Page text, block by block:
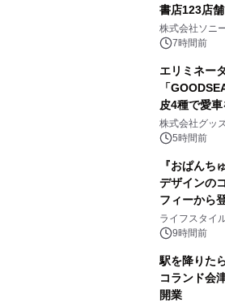
書店123店舗
株式会社ソニ
7時間前
エリミネー
「
皮4種で愛
株式会社グッ
5時間前
『おぱんち
デザインの
フィーから
い、ポップ
ン。
ライフスタイ
9時間前
駅を降りた
コランド会
開業